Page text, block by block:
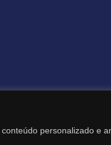
personalizado e
Web: Itamar